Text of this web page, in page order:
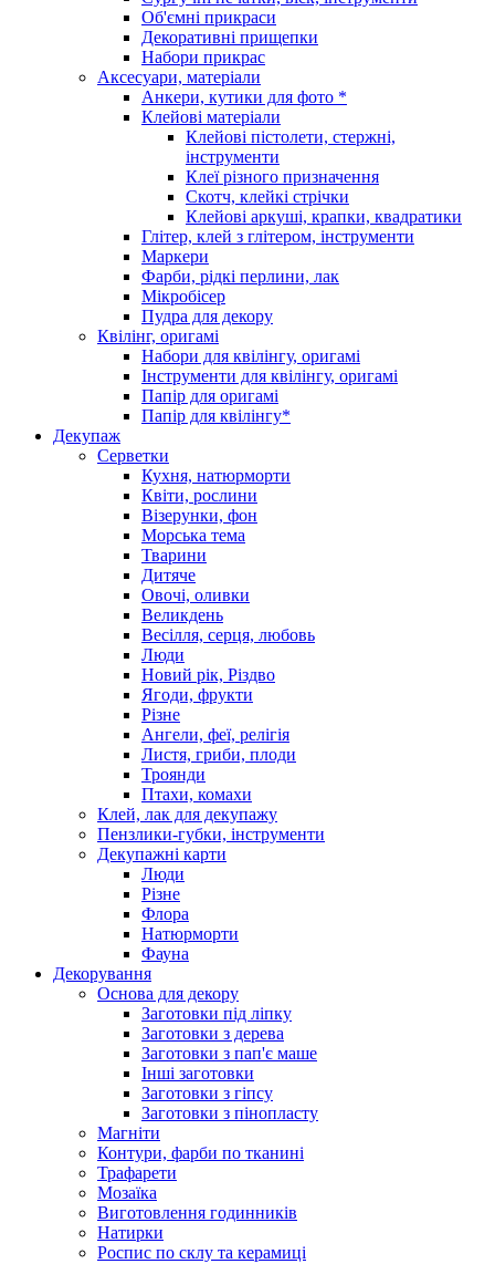
Об'ємні прикраси
Декоративні прищепки
Набори прикрас
Аксесуари, матеріали
Анкери, кутики для фото *
Клейові матеріали
Клейові пістолети, стержні,
інструменти
Клеї різного призначення
Скотч, клейкі стрічки
Клейові аркуші, крапки, квадратики
Глітер, клей з глітером, інструменти
Маркери
Фарби, рідкі перлини, лак
Мікробісер
Пудра для декору
Квілінг, оригамі
Набори для квілінгу, оригамі
Інструменти для квілінгу, оригамі
Папір для оригамі
Папір для квілінгу*
Декупаж
Серветки
Кухня, натюрморти
Квіти, рослини
Візерунки, фон
Морська тема
Тварини
Дитяче
Овочі, оливки
Великдень
Весілля, серця, любовь
Люди
Новий рік, Різдво
Ягоди, фрукти
Різне
Ангели, феї, релігія
Листя, гриби, плоди
Троянди
Птахи, комахи
Клей, лак для декупажу
Пензлики-губки, інструменти
Декупажні карти
Люди
Різне
Флора
Натюрморти
Фауна
Декорування
Основа для декору
Заготовки під ліпку
Заготовки з дерева
Заготовки з пап'є маше
Інші заготовки
Заготовки з гіпсу
Заготовки з пінопласту
Магніти
Контури, фарби по тканині
Трафарети
Мозаїка
Виготовлення годинників
Натирки
Роспис по склу та керамиці